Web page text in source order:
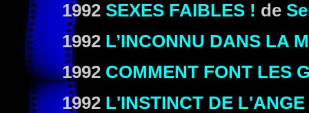
1992 SEXES FAIBLES ! de
1992 L’INCONNU DANS LA
1992 COMMENT FONT LES
1992 L'INSTINCT DE L'ANGE